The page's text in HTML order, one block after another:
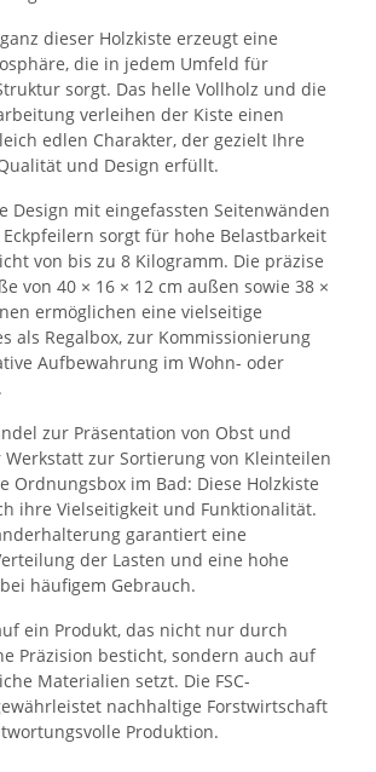
dieser Holzkiste erzeugt eine
die in jedem Umfeld für
sorgt. Das helle Vollholz und die
verleihen der Kiste einen
edlen Charakter, der gezielt Ihre
und Design erfüllt.
Design mit eingefassten Seitenwänden
sorgt für hohe Belastbarkeit
von bis zu 8 Kilogramm. Die präzise
von 40 × 16 × 12 cm außen sowie 38 ×
ermöglichen eine vielseitige
als Regalbox, zur Kommissionierung
Aufbewahrung im Wohn- oder
zur Präsentation von Obst und
Werkstatt zur Sortierung von Kleinteilen
Ordnungsbox im Bad: Diese Holzkiste
ihre Vielseitigkeit und Funktionalität.
garantiert eine
der Lasten und eine hohe
häufigem Gebrauch.
ein Produkt, das nicht nur durch
Präzision besticht, sondern auch auf
Materialien setzt. Die FSC-
nachhaltige Forstwirtschaft
Produktion.